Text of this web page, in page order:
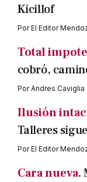
Kicillof
PorEl Editor
Total
cobró,
PorAndres Caviglia
Ilusión
Talleres
PorEl Editor
Cara nueva.